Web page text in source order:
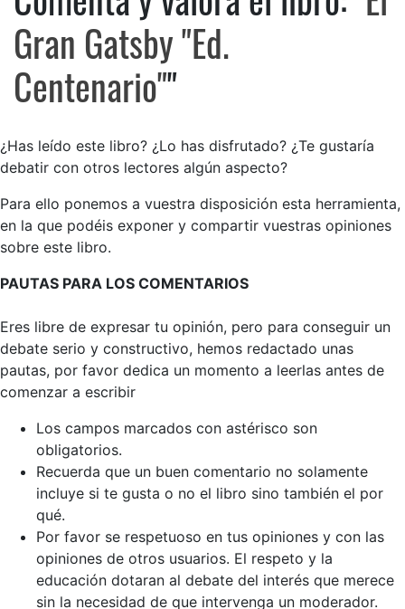
Gran Gatsby "Ed.
Centenario""
¿Has leído este libro? ¿Lo has disfrutado? ¿Te gustaría
debatir con otros lectores algún aspecto?
Para ello ponemos a vuestra disposición esta herramienta,
en la que podéis exponer y compartir vuestras opiniones
sobre este libro.
PAUTAS PARA LOS COMENTARIOS
Eres libre de expresar tu opinión, pero para conseguir un
debate serio y constructivo, hemos redactado unas
pautas, por favor dedica un momento a leerlas antes de
comenzar a escribir
Los campos marcados con astérisco son
obligatorios.
Recuerda que un buen comentario no solamente
incluye si te gusta o no el libro sino también el por
qué.
Por favor se respetuoso en tus opiniones y con las
opiniones de otros usuarios. El respeto y la
educación dotaran al debate del interés que merece
sin la necesidad de que intervenga un moderador.